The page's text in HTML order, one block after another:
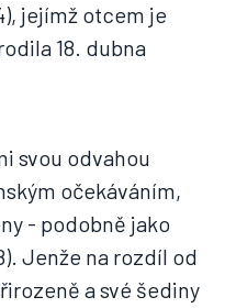
jejímž otcem je
18. dubna
svou odvahou
očekáváním,
- podobně jako
Jenže na rozdíl od
a své šediny